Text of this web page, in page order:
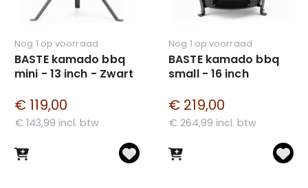
Nog 1 op voorraad
BASTE kamado bbq
mini - 13 inch - Zwart
€ 119,00
€ 143,99 incl. btw
Nog 1 op voorraad
BASTE kamado bbq
small - 16 inch
€ 219,00
€ 264,99 incl. btw